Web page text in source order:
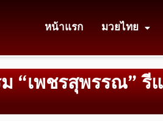
หน้าแรก มวยไทย
“เพชรสุพรรณ” รี